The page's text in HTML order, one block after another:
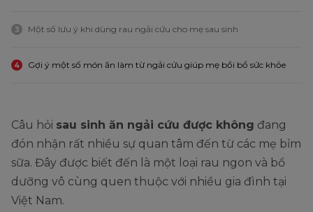
3 Một số lưu ý khi dùng rau ngải cứu cho mẹ sau sinh
4 Gợi ý một số món ăn làm từ ngải cứu giúp mẹ bồi bổ sức khỏe
Câu hỏi sau sinh ăn ngải cứu được không đang
đón nhận rất nhiều sự quan tâm đến từ các mẹ bỉm
sữa. Đây được biết đến là một loại rau ngon và bổ
dưỡng vô cùng quen thuộc với nhiều gia đình tại
Việt Nam.